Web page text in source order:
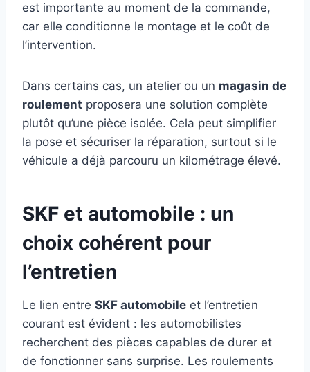
est importante au moment de la commande,
car elle conditionne le montage et le coût de
l’intervention.
Dans certains cas, un atelier ou un magasin de
roulement proposera une solution complète
plutôt qu’une pièce isolée. Cela peut simplifier
la pose et sécuriser la réparation, surtout si le
véhicule a déjà parcouru un kilométrage élevé.
SKF et automobile : un
choix cohérent pour
l’entretien
Le lien entre SKF automobile et l’entretien
courant est évident : les automobilistes
recherchent des pièces capables de durer et
de fonctionner sans surprise. Les roulements